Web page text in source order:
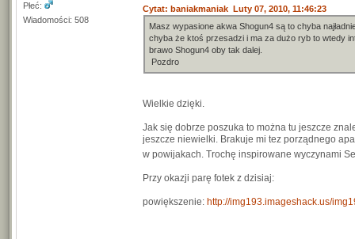
Płeć:
Wiadomości: 508
Cytat: baniakmaniak Luty 07, 2010, 11:46:23
Masz wypasione akwa Shogun4 są to chyba
chyba że ktoś przesadzi i ma za dużo ryb to wtedy
brawo Shogun4 oby tak dalej.
Pozdro
Wielkie dzięki.
Jak się dobrze poszuka to można tu jeszcze
jeszcze niewielki. Brakuje mi tez porządnego
w powijakach. Trochę inspirowane wyczynami
Przy okazji parę fotek z dzisiaj:
powiększenie: http://img193.imageshack.us/